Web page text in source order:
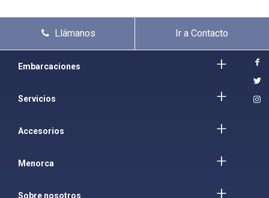
Llámanos Ir a Contacto
Embarcaciones
Servicios
Accesorios
Menorca
Sobre nosotros